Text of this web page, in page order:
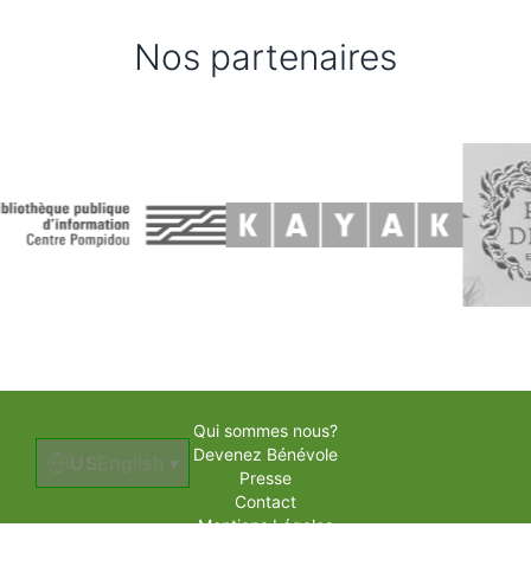
Nos partenaires
Qui sommes nous?
Devenez Bénévole
Presse
Contact
Mentions Légales
US ▾